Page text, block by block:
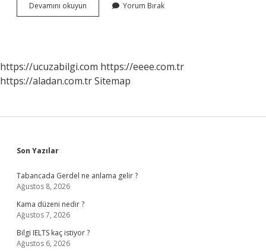
Devamını okuyun
Genel
Yorum Bırak
https://ucuzabilgi.com https://eeee.com.tr
https://aladan.com.trSitemap
Sidebar
Son Yazılar
Tabancada Gerdel ne anlama gelir ?
Ağustos 8, 2026
Kama düzeni nedir ?
Ağustos 7, 2026
Bilgi IELTS kaç istiyor ?
Ağustos 6, 2026